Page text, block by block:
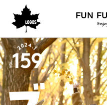
FUN